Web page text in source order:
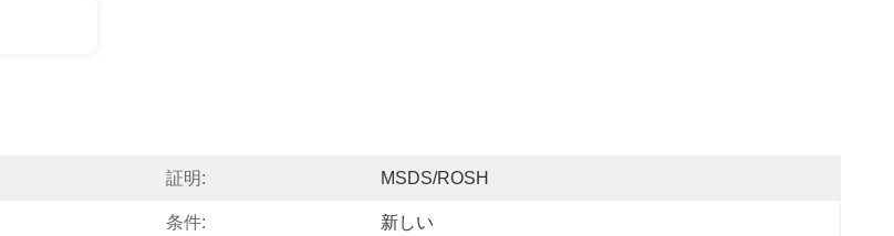
証明: MSDS/ROSH
条件: 新しい